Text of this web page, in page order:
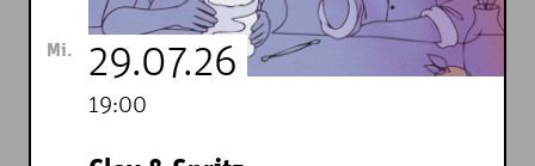
Mi. 29.07.26
19:00